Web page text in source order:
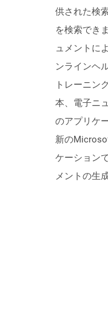
供された検
を検索でき
ュメントに
ンラインヘ
トレーニン
本、電子ニ
のアプリケ
新の
ケーション
メントの生